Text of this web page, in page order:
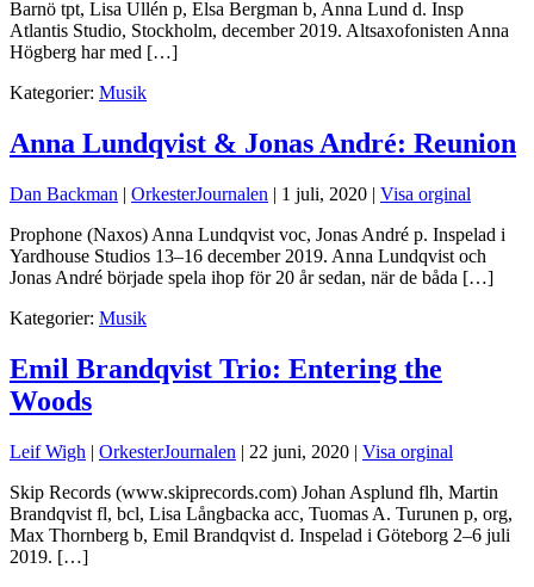
Barnö tpt, Lisa Ullén p, Elsa Bergman b, Anna Lund d. Insp
Atlantis Studio, Stockholm, december 2019. Altsaxofonisten Anna
Högberg har med […]
Kategorier: Musik
Anna Lundqvist & Jonas André: Reunion
Dan Backman | OrkesterJournalen | 1 juli, 2020 | Visa orginal
Prophone (Naxos) Anna Lundqvist voc, Jonas André p. Inspelad i
Yardhouse Studios 13–16 december 2019. Anna Lundqvist och
Jonas André började spela ihop för 20 år sedan, när de båda […]
Kategorier: Musik
Emil Brandqvist Trio: Entering the
Woods
Leif Wigh | OrkesterJournalen | 22 juni, 2020 | Visa orginal
Skip Records (www.skiprecords.com) Johan Asplund flh, Martin
Brandqvist fl, bcl, Lisa Långbacka acc, Tuomas A. Turunen p, org,
Max Thornberg b, Emil Brandqvist d. Inspelad i Göteborg 2–6 juli
2019. […]